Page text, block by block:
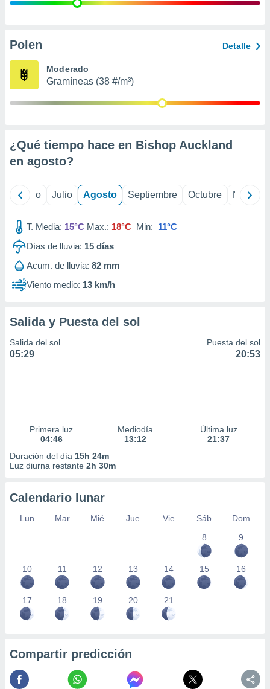
e
publicidad
Polen Detalle
Moderado
Gramíneas (38 #/m³)
¿Qué tiempo hace en Bishop Auckland
en agosto?
Junio Julio Agosto Septiembre Octubre
T. Media: 15°C Max.: 18°C Min: 11°C
Días de lluvia: 15 días
Acum. de lluvia: 82 mm
Viento medio: 13 km/h
Salida y Puesta del sol
Salida del sol
05:29
Puesta del sol
20:53
Primera luz
04:46
Mediodía
13:12
Última luz
21:37
Duración del día 15h 24m
Luz diurna restante 2h 30m
Calendario lunar
Lun Mar Mié Jue Vie Sáb
Dom
8
9
10 11 12 13 14 15 16
17 18 19 20 21
Compartir predicción